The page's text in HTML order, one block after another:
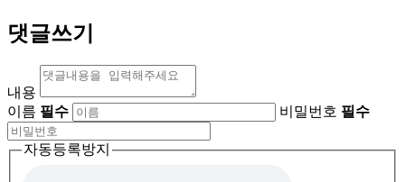
댓글쓰기
내용
이름 필수 비밀번호 필수
자동등록방지